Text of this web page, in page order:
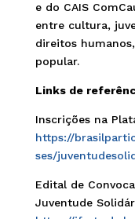
e do CAIS
entre cultura,
direitos
popular.
Links de
Inscrições na
https://
ses/
Edital de
Juventude